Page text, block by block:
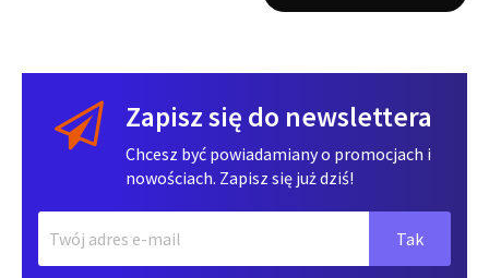
Zapisz się do newslettera
Chcesz być powiadamiany o promocjach i
nowościach. Zapisz się już dziś!